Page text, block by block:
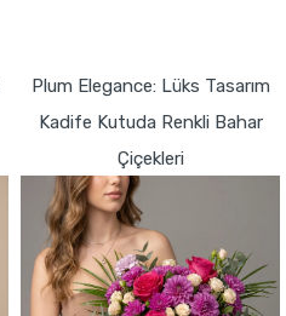
Plum Elegance: Lüks Tasarım
Kadife Kutuda Renkli Bahar
Çiçekleri